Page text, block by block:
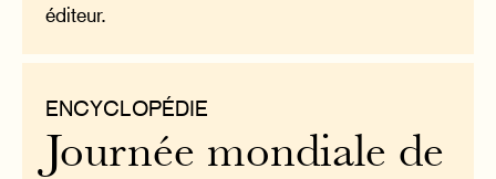
éditeur.
ENCYCLOPÉDIE
Journée mondiale de